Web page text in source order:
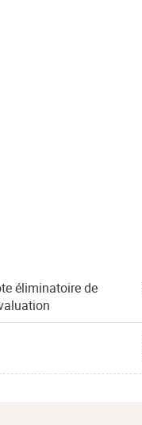
éliminatoire de